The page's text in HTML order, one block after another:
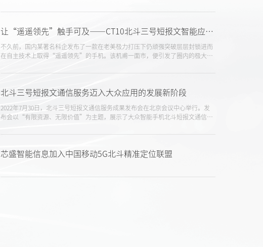
产业领域的深厚实力和技术创新成果得到了国家权威机构的认可与肯定。
让“遥遥领先”触手可及——CT10北斗三号短报文智能应急终端！
不久前，国内某著名科企发布了一款在老美极力打压下仍顽强突破层层封锁进而
在自主技术上取得“遥遥领先”的手机。该机甫一面市，便引发了圈内的极大的
打压、自主创新，披荆斩棘、奋发图强的进取形象和中国科技发展的光明未来。
北斗三号短报文通信服务迈入大众应用的发展新阶段
2022年7月30日，北斗三号短报文通信服务成果发布会在北京会议中心举行。发
布会以“有限资源、无限价值”为主题，展示了大众智能手机北斗短报文通信服
果，标志着北斗三号短报文通信服务由行业应用迈入大众应用的发展新阶段。
芯盛智能信息加入中国移动5G北斗精准定位联盟